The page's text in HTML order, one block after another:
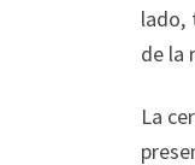
lado,
de la
La